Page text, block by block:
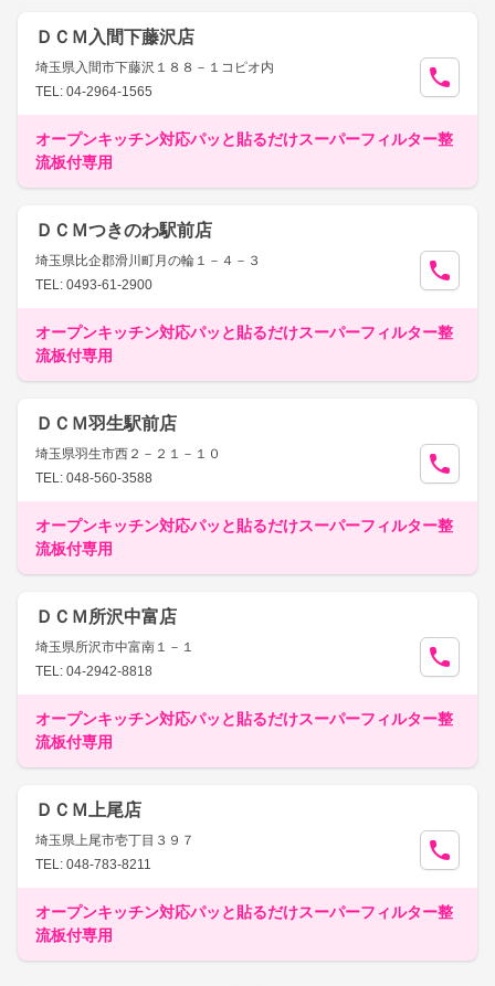
ＤＣＭ入間下藤沢店
埼玉県入間市下藤沢１８８－１コピオ内
TEL: 04-2964-1565
オープンキッチン対応パッと貼るだけスーパーフィルター整
流板付専用
ＤＣＭつきのわ駅前店
埼玉県比企郡滑川町月の輪１－４－３
TEL: 0493-61-2900
オープンキッチン対応パッと貼るだけスーパーフィルター整
流板付専用
ＤＣＭ羽生駅前店
埼玉県羽生市西２－２１－１０
TEL: 048-560-3588
オープンキッチン対応パッと貼るだけスーパーフィルター整
流板付専用
ＤＣＭ所沢中富店
埼玉県所沢市中富南１－１
TEL: 04-2942-8818
オープンキッチン対応パッと貼るだけスーパーフィルター整
流板付専用
ＤＣＭ上尾店
埼玉県上尾市壱丁目３９７
TEL: 048-783-8211
オープンキッチン対応パッと貼るだけスーパーフィルター整
流板付専用